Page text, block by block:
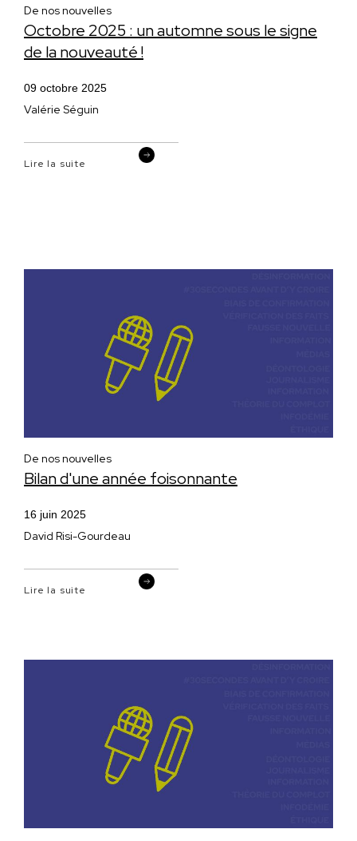
Octobre 2025 : un automne sous le signe
de la nouveauté !
09 octobre 2025
Valérie Séguin
De nos nouvelles
Lire la suite
Bilan d'une année foisonnante
16 juin 2025
David Risi-Gourdeau
De nos nouvelles
Lire la suite